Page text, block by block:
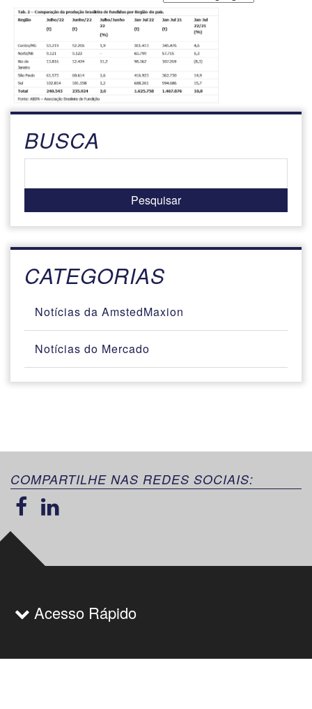
Powered by
BUSCA
CATEGORIAS
Notícias da AmstedMaxion
Notícias do Mercado
COMPARTILHE NAS REDES SOCIAIS:
Acesso Rápido